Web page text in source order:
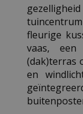
fleurige
vaas,
(dak)terras
en